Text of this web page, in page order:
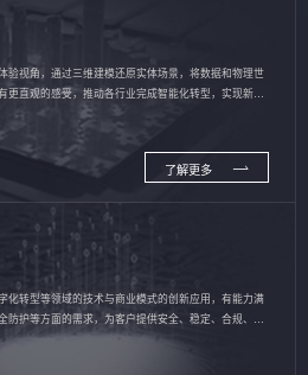
验视角，通过三维建模还原实体场景，将数据和物理世
直观的感受，推动各行业完成智能化转型，实现新旧
了解更多
化转型等领域的技术与商业模式的创新应用，有能力满
防护等方面的需求，为客户提供安全、稳定、合规、持